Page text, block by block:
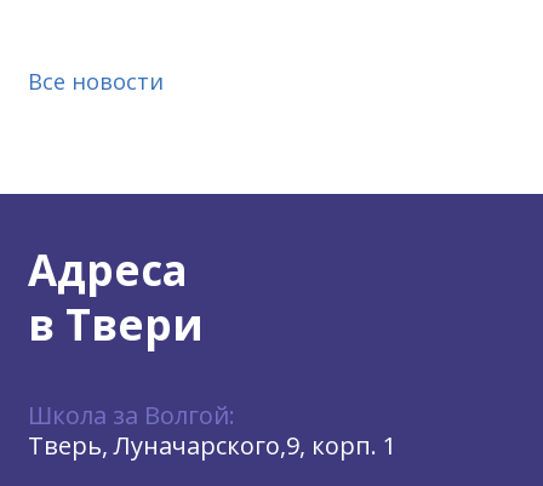
Все новости
Адреса
в Твери
Школа за Волгой:
Тверь, Луначарского,9, корп. 1